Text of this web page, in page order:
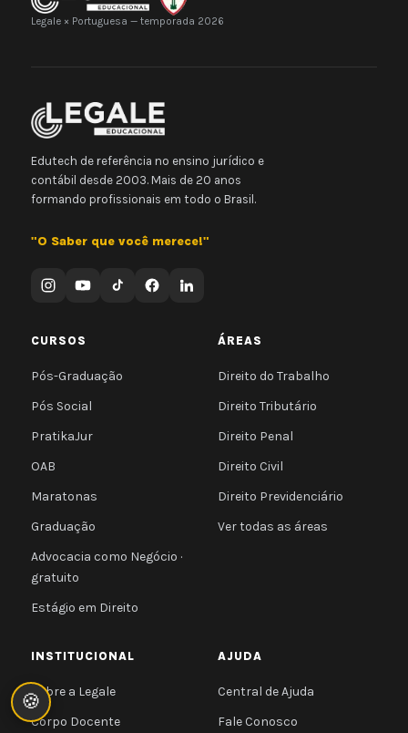
Legale × Portuguesa — temporada 2026
Edutech de referência no ensino jurídico e
contábil desde 2003. Mais de 20 anos
formando profissionais em todo o Brasil.
"O Saber que você merece!"
CURSOS
Pós-Graduação
Pós Social
PratikaJur
OAB
Maratonas
Graduação
Advocacia como Negócio ·
gratuito
Estágio em Direito
ÁREAS
Direito do Trabalho
Direito Tributário
Direito Penal
Direito Civil
Direito Previdenciário
Ver todas as áreas
INSTITUCIONAL
Sobre a Legale
Corpo Docente
AJUDA
Central de Ajuda
Fale Conosco
🍪